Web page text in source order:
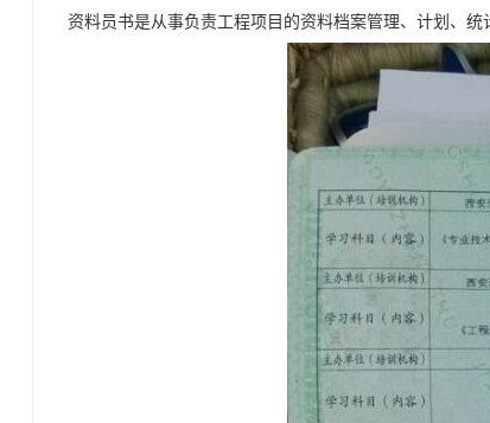
资料员书是从事负责工程项目的资料档案管理、计划、